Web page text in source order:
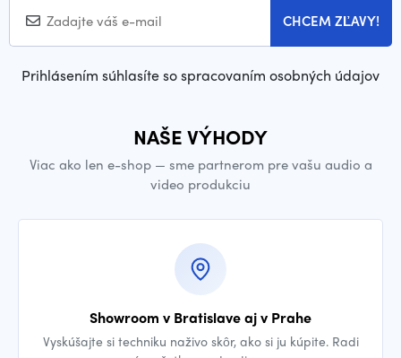
CHCEM ZĽAVY!
Prihlásením súhlasíte so spracovaním osobných údajov
NAŠE VÝHODY
Viac ako len e-shop — sme partnerom pre vašu audio a
video produkciu
Showroom v Bratislave aj v Prahe
Vyskúšajte si techniku naživo skôr, ako si ju kúpite. Radi